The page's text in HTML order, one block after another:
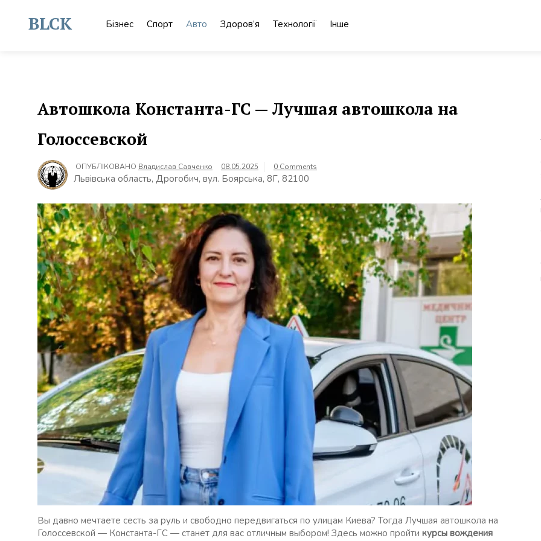
contentBLCK Бізнес Спорт Авто Здоров’я Технології Інше
Автошкола Константа-ГС — Лучшая автошкола на
Голоссевской
ОПУБЛІКОВАНО Владислав Савченко 08.05.2025 0 Comments
Львівська область, Дрогобич, вул. Боярська, 8Г, 82100
Вы давно мечтаете сесть за руль и свободно передвигаться по улицам Киева? Тогда Лучшая автошкола на
Голоссевской — Константа-ГС — станет для вас отличным выбором! Здесь можно пройти курсы вождения